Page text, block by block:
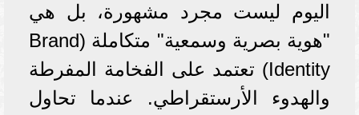
اليوم ليست مجرد مشهورة، بل هي
"هوية بصرية وسمعية" متكاملة (Brand
Identity) تعتمد على الفخامة المفرطة
والهدوء الأرستقراطي. عندما تحاول